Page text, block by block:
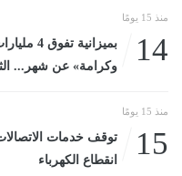
منذ 15 يومًا
14
وكرامة» عن شهر... الثلاثاء، 14 يوليو
منذ 15 يومًا
15
توقف خدمات
انقطاع الكهرباء